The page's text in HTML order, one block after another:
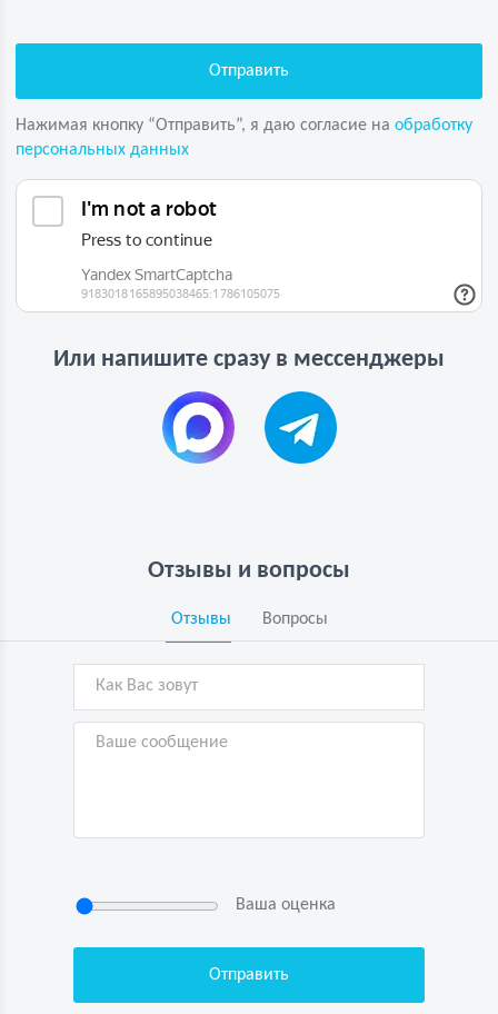
Нажимая кнопку “Отправить”, я даю согласие на обработку
персональных данных
Или напишите сразу в мессенджеры
Отзывы и вопросы
Отзывы Вопросы
Ваша оценка
Нажимая кнопку “Отправить”, я